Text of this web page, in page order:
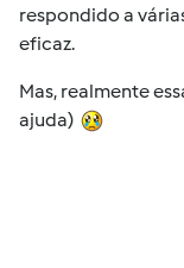
respondido a
eficaz.
Mas, realmente
ajuda)